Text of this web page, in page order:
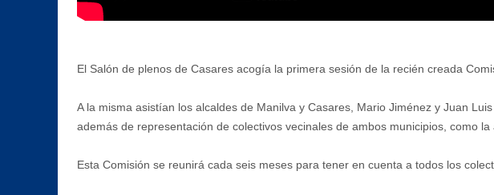
El Salón de plenos de Casares acogía la primera sesión de la recién creada
A la misma asistían los alcaldes de Manilva y Casares, Mario Jiménez y Juan
además de representación de colectivos vecinales de ambos municipios, como
Esta Comisión se reunirá cada seis meses para tener en cuenta a todos los